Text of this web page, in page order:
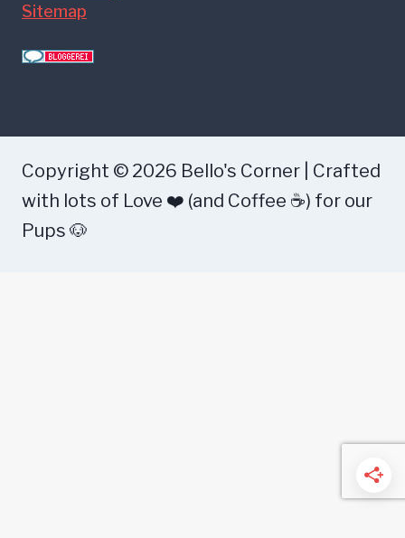
Sitemap
Copyright © 2026 Bello's Corner | Crafted
with lots of Love ❤️ (and Coffee ☕) for our
Pups 🐶